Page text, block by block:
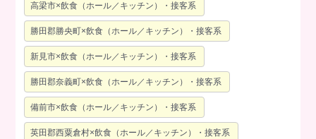
高梁市×飲食（ホール／キッチン）・接客系
勝田郡勝央町×飲食（ホール／キッチン）・接客系
新見市×飲食（ホール／キッチン）・接客系
勝田郡奈義町×飲食（ホール／キッチン）・接客系
備前市×飲食（ホール／キッチン）・接客系
英田郡西粟倉村×飲食（ホール／キッチン）・接客系